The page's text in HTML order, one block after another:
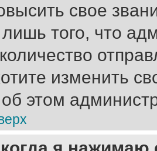
свое
того, что
изменить
об этом